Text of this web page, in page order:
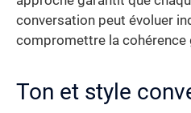
conversation peut évoluer
compromettre la cohérence
Ton et style